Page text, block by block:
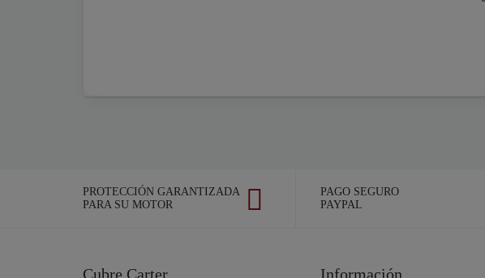
PROTECCIÓN GARANTIZADA
PARA SU MOTOR
PAGO SEGURO
PAYPAL
Cubre Carter Información